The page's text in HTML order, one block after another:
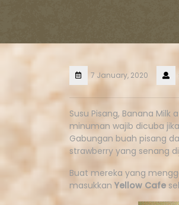
7 January, 2020
Susu Pisang, Banana
minuman wajib dicuba
Gabungan buah pisang
strawberry yang senang
Buat mereka yang
masukkan Yellow Cafe